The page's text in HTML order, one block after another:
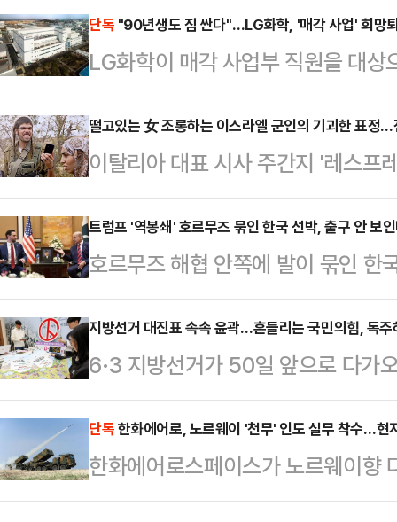
단독 "90년생도 짐 싼다"…LG화학, '매각 사업' 희망
LG화학이 매각 사업부 직원을 대
필름 사업 매각 이후 한 차례 인력
을 상대로 희망퇴직 창구를 열면서
다.15일 업계에 따르면 LG화학은
소재 사업부 내 직원을 대상으로 희
대상자에는 1990년대생인 30대도
차등 지급되며, 90년대생 실무진
이번 조치는 …
떨고있는 女 조롱하는 이스라엘 군인의 기괴한 표정
이탈리아 대표 시사 주간지 '레스
이 국제사회에 큰 충격을 주고 있다
박했으나 실제로 촬영된 사실이 확
(현지시간) 레스프레소는 '학대
지에는 요르단강 서안지구에서 이
핸드폰을 든 채 조롱하듯 웃고 있는
색이 역력하다.표지 하단에는 "서
군인들…
트럼프 '역봉쇄' 호르무즈 묶인 한국 선박, 출구 안 보
호르무즈 해협 안쪽에 발이 묶인
하고 있다. 이란의 통행 통제와 통
쟁 물자 보급로 차단 조치가 맞물리
명해졌다. 정부의 외교 부담도 한
처는 관련 동향을 주시하며 대응책
이끌 해법은 내놓지 못하고 있다.
말부터 지속되고 있다.통항 재개가
면서…
지방선거 대진표 속속 윤곽…흔들리는 국민의힘, 독주
6·3 지방선거가 50일 앞으로 다가
드러내고 있다. 이재명 대통령과 더
는 가운데, 국민의힘은 내부 갈등과
모습이다.정치권에선 이번 선거에
고 있다. 특히 민주당이 대구·경북
단독한화에어로, 노르웨이 '천무' 인도 실무 착수…현
한화에어로스페이스가 노르웨이향
현지 실무 협의에 본격 착수했다.